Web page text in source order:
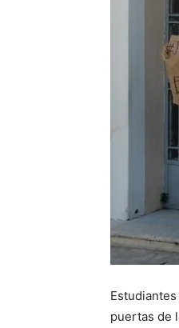
puertas de